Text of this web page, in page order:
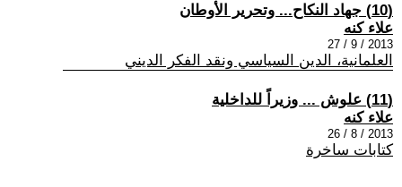
(10) جهاد النكاح... وتحرير الأوطان
علاء كنه
2013 / 9 / 27
العلمانية، الدين السياسي ونقد الفكر الديني
(11) علوش ... وزيراً للداخلية
علاء كنه
2013 / 8 / 26
كتابات ساخرة